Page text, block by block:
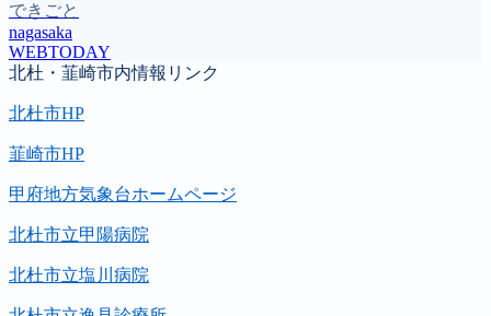
できごと
nagasaka
WEBTODAY
北杜・韮崎市内情報リンク
北杜市HP
韮崎市HP
甲府地方気象台ホームページ
北杜市立甲陽病院
北杜市立塩川病院